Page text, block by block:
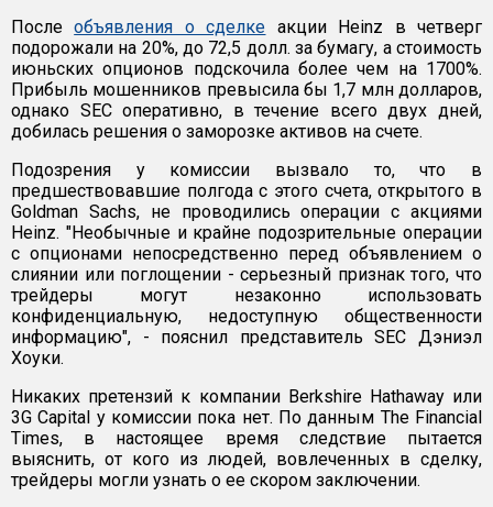
Послеобъявления о сделке акции Heinz в четверг
подорожали на 20%, до 72,5 долл. за бумагу, а стоимость
июньских опционов подскочила более чем на 1700%.
Прибыль мошенников превысила бы 1,7 млн долларов,
однако SEC оперативно, в течение всего двух дней,
добилась решения о заморозке активов на счете.
Подозрения у комиссии вызвало то, что в
предшествовавшие полгода с этого счета, открытого в
Goldman Sachs, не проводились операции с акциями
Heinz. "Необычные и крайне подозрительные операции
с опционами непосредственно перед объявлением о
слиянии или поглощении - серьезный признак того, что
трейдеры могут незаконно использовать
конфиденциальную, недоступную общественности
информацию", - пояснил представитель SEC Дэниэл
Хоуки.
Никаких претензий к компании Berkshire Hathaway или
3G Capital у комиссии пока нет. По данным The Financial
Times, в настоящее время следствие пытается
выяснить, от кого из людей, вовлеченных в сделку,
трейдеры могли узнать о ее скором заключении.